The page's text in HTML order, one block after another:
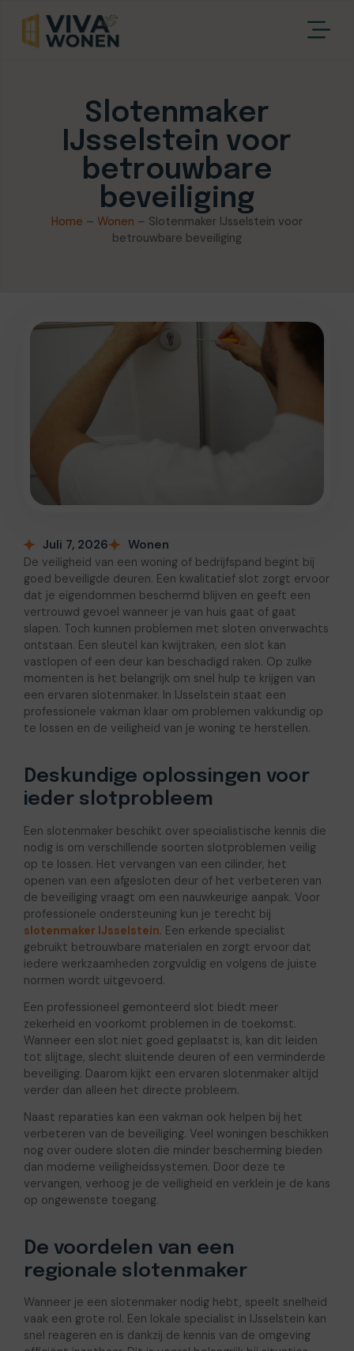
Slotenmaker
IJsselstein voor
betrouwbare
beveiliging
Home – Wonen – Slotenmaker IJsselstein voor
betrouwbare beveiliging
Juli 7, 2026 Wonen
De veiligheid van een woning of bedrijfspand begint bij
goed beveiligde deuren. Een kwalitatief slot zorgt ervoor
dat je eigendommen beschermd blijven en geeft een
vertrouwd gevoel wanneer je van huis gaat of gaat
slapen. Toch kunnen problemen met sloten onverwachts
ontstaan. Een sleutel kan kwijtraken, een slot kan
vastlopen of een deur kan beschadigd raken. Op zulke
momenten is het belangrijk om snel hulp te krijgen van
een ervaren slotenmaker. In IJsselstein staat een
professionele vakman klaar om problemen vakkundig op
te lossen en de veiligheid van je woning te herstellen.
Deskundige oplossingen voor
ieder slotprobleem
Een slotenmaker beschikt over specialistische kennis die
nodig is om verschillende soorten slotproblemen veilig
op te lossen. Het vervangen van een cilinder, het
openen van een afgesloten deur of het verbeteren van
de beveiliging vraagt om een nauwkeurige aanpak. Voor
professionele ondersteuning kun je terecht bij
slotenmaker IJsselstein. Een erkende specialist
gebruikt betrouwbare materialen en zorgt ervoor dat
iedere werkzaamheden zorgvuldig en volgens de juiste
normen wordt uitgevoerd.
Een professioneel gemonteerd slot biedt meer
zekerheid en voorkomt problemen in de toekomst.
Wanneer een slot niet goed geplaatst is, kan dit leiden
tot slijtage, slecht sluitende deuren of een verminderde
beveiliging. Daarom kijkt een ervaren slotenmaker altijd
verder dan alleen het directe probleem.
Naast reparaties kan een vakman ook helpen bij het
verbeteren van de beveiliging. Veel woningen beschikken
nog over oudere sloten die minder bescherming bieden
dan moderne veiligheidssystemen. Door deze te
vervangen, verhoog je de veiligheid en verklein je de kans
op ongewenste toegang.
De voordelen van een
regionale slotenmaker
Wanneer je een slotenmaker nodig hebt, speelt snelheid
vaak een grote rol. Een lokale specialist in IJsselstein kan
snel reageren en is dankzij de kennis van de omgeving